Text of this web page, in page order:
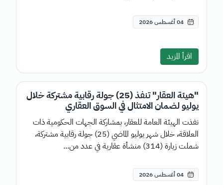
04 أغسطس 2026
اقرأ المزيد
"هيئة العقار" تنفذ (25) جولة رقابية مشتركة خلال
يوليو لضمان الامتثال في السوق العقاري
نفذت الهيئة العامة للعقار، بمشاركة الجهات الحكومية ذات
العلاقة، خلال شهر يوليو الماضي (25) جولة رقابية مشتركة،
شملت زيارة (314) منشأة عقارية في عدد من...
04 أغسطس 2026